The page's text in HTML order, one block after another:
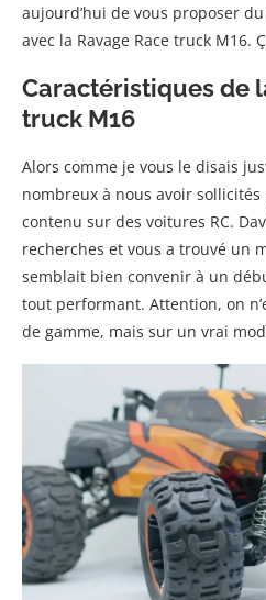
aujourd’hui de vous proposer
avec la Ravage Race truck M16.
Caractéristiques de
truck M16
Alors comme je vous le disais
nombreux à nous avoir sollicités
contenu sur des voitures RC.
recherches et vous a trouvé un
semblait bien convenir à un
tout performant. Attention, on
de gamme, mais sur un vrai